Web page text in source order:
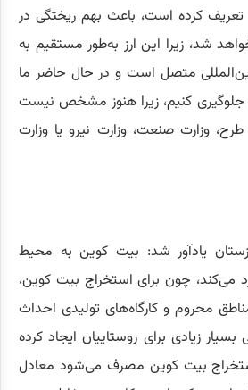
کرده است، باعث بهم ریختگی در
شد، زیرا این ارز به‌طور مستقیم به
متصل است و در حال حاضر ما
جلوگیری کنیم، زیرا هنوز مشخص نیست
وزارت صنعت، وزارت نیرو یا وزارت
یادآور شد: بیت کوین به محیط
چون برای استخراج بیت کوین،
محروم و کارگاه‌های تولیدی احداث
زیادی برای روستاییان ایجاد کرده
بیت کوین مصرف می‌شود معادل